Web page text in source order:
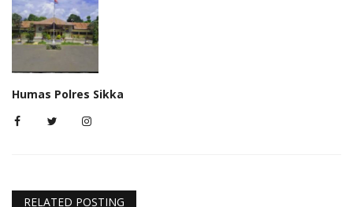
Humas Polres Sikka
RELATED POSTING